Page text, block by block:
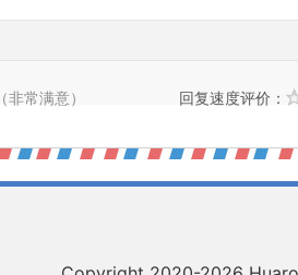
（非常满意） 回复速度评价：